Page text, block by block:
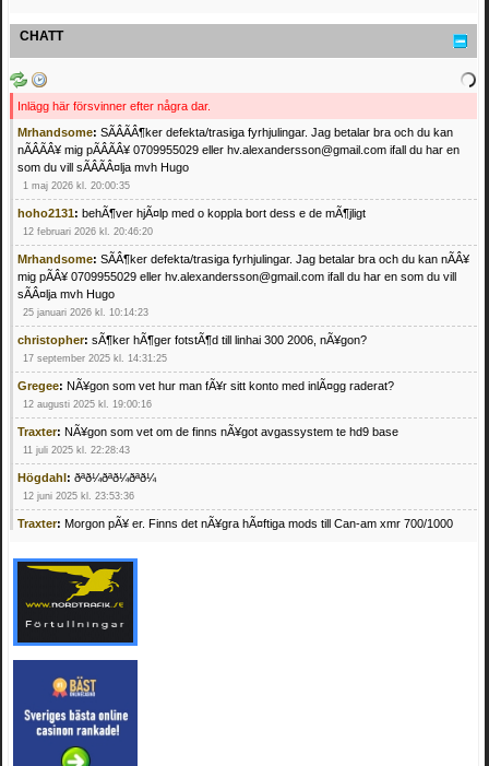
CHATT
Inlägg här försvinner efter några dar.
Mrhandsome: SÃÂÃÂ¶ker defekta/trasiga fyrhjulingar. Jag betalar bra och du kan
nÃÂÃÂ¥ mig pÃÂÃÂ¥ 0709955029 eller hv.alexandersson@gmail.com ifall du har en
som du vill sÃÂÃÂ¤lja mvh Hugo
1 maj 2026 kl. 20:00:35
hoho2131: behÃ¶ver hjÃ¤lp med o koppla bort dess e de mÃ¶jligt
12 februari 2026 kl. 20:46:20
Mrhandsome: SÃÂ¶ker defekta/trasiga fyrhjulingar. Jag betalar bra och du kan nÃÂ¥
mig pÃÂ¥ 0709955029 eller hv.alexandersson@gmail.com ifall du har en som du vill
sÃÂ¤lja mvh Hugo
25 januari 2026 kl. 10:14:23
christopher: sÃ¶ker hÃ¶ger fotstÃ¶d till linhai 300 2006, nÃ¥gon?
17 september 2025 kl. 14:31:25
Gregee: NÃ¥gon som vet hur man fÃ¥r sitt konto med inlÃ¤gg raderat?
12 augusti 2025 kl. 19:00:16
Traxter: NÃ¥gon som vet om de finns nÃ¥got avgassystem te hd9 base
11 juli 2025 kl. 22:28:43
Högdahl: ðªð¼ðªð¼ðªð¼
12 juni 2025 kl. 23:53:36
Traxter: Morgon pÃ¥ er. Finns det nÃ¥gra hÃ¤ftiga mods till Can-am xmr 700/1000
Mrhandsome:SÃ¶ker defekta/trasiga fyrhjulingar. Jag betalar bra och du kan nÃ¥ mig
pÃ¥ 0709955029 eller hv.alexandersson@gmail.com ifall du har en som du vill sÃ¤lja
mvh Hugo
21 februari 2025 kl. 09:25:52
Oscar5:NÃ¥gon som vet vad man kan begÃ¤ra fÃ¶r en Honda TRX 350 FE 2005
4 februari 2025 kl. 19:20:50
Oscar5:44
4 februari 2025 kl. 19:15:36
Greger59:NÃ¤gon som vet har en Cetek 500 EFI